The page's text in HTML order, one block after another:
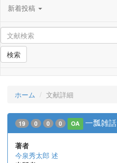
新着投稿
検索
ホーム 文献詳細
19 0 0 0 OA 一瓢雑話
著者
今泉秀太郎 述